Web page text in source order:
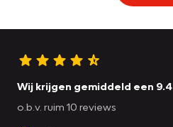
Wij krijgen gemiddeld een 9.4
o.b.v. ruim 10 reviews